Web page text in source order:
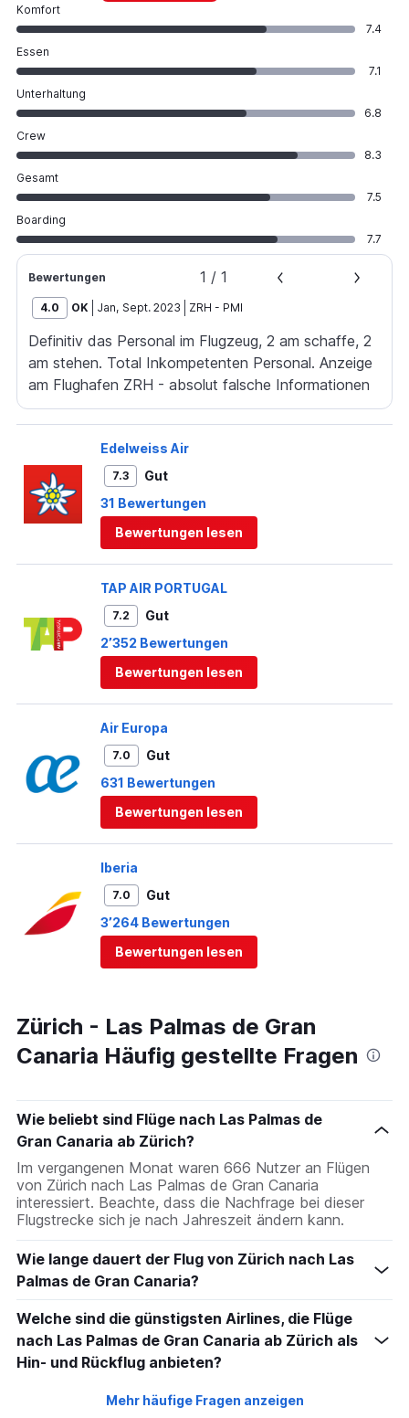
Komfort
7.4
Essen
7.1
Unterhaltung
6.8
Crew
8.3
Gesamt
7.5
Boarding
7.7
Bewertungen 1 / 1
4.0 OK Jan, Sept. 2023 ZRH - PMI
Definitiv das Personal im Flugzeug, 2 am schaffe, 2
am stehen. Total Inkompetenten Personal. Anzeige
am Flughafen ZRH - absolut falsche Informationen
in der Lounge und bei der Tafel in der öffentliche
Zone
Edelweiss Air
7.3
Gut
31 Bewertungen
Bewertungen lesen
TAP AIR PORTUGAL
7.2
Gut
2’352 Bewertungen
Bewertungen lesen
Air Europa
7.0
Gut
631 Bewertungen
Bewertungen lesen
Iberia
7.0
Gut
3’264 Bewertungen
Bewertungen lesen
Zürich - Las Palmas de Gran
Canaria Häufig gestellte Fragen
Wie beliebt sind Flüge nach Las Palmas de
Gran Canaria ab Zürich?
Im vergangenen Monat waren 666 Nutzer an Flügen
von Zürich nach Las Palmas de Gran Canaria
interessiert. Beachte, dass die Nachfrage bei dieser
Flugstrecke sich je nach Jahreszeit ändern kann.
Wie lange dauert der Flug von Zürich nach Las
Palmas de Gran Canaria?
Welche sind die günstigsten Airlines, die Flüge
nach Las Palmas de Gran Canaria ab Zürich als
Hin- und Rückflug anbieten?
Mehr häufige Fragen anzeigen